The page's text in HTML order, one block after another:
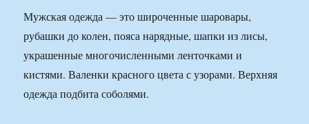
Мужская одежда — это широченные шаровары,
рубашки до колен, пояса нарядные, шапки из лисы,
украшенные многочисленными ленточками и
кистями. Валенки красного цвета с узорами. Верхняя
одежда подбита соболями.